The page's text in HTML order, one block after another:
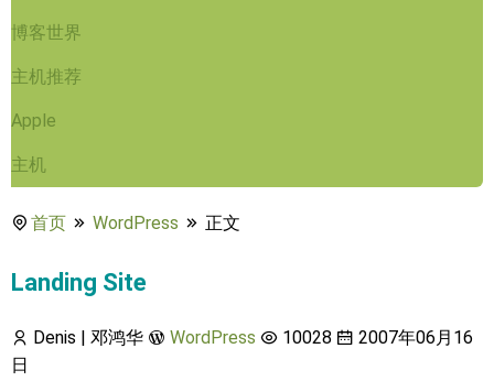
博客世界
主机推荐
Apple
主机
首页 WordPress 正文
Landing Site
Denis | 邓鸿华 WordPress 10028
2007年06月16
日